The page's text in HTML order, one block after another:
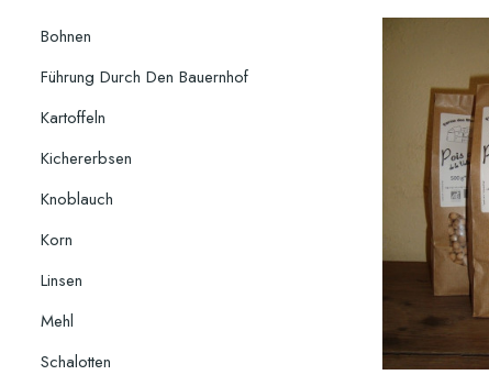
Bohnen
Führung Durch Den Bauernhof
Kartoffeln
Kichererbsen
Knoblauch
Korn
Linsen
Mehl
Schalotten